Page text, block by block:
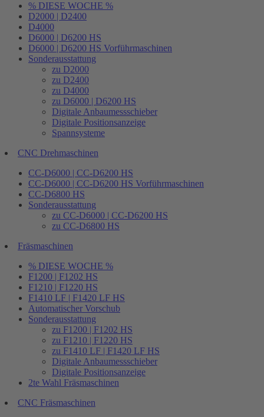
% DIESE WOCHE %
D2000 | D2400
D4000
D6000 | D6200 HS
D6000 | D6200 HS Vorführmaschinen
Sonderausstattung
zu D2000
zu D2400
zu D4000
zu D6000 | D6200 HS
Digitale Anbaumessschieber
Digitale Positionsanzeige
Spannsysteme
CNC Drehmaschinen
CC-D6000 | CC-D6200 HS
CC-D6000 | CC-D6200 HS Vorführmaschinen
CC-D6800 HS
Sonderausstattung
zu CC-D6000 | CC-D6200 HS
zu CC-D6800 HS
Fräsmaschinen
% DIESE WOCHE %
F1200 | F1202 HS
F1210 | F1220 HS
F1410 LF | F1420 LF HS
Automatischer Vorschub
Sonderausstattung
zu F1200 | F1202 HS
zu F1210 | F1220 HS
zu F1410 LF | F1420 LF HS
Digitale Anbaumessschieber
Digitale Positionsanzeige
2te Wahl Fräsmaschinen
CNC Fräsmaschinen